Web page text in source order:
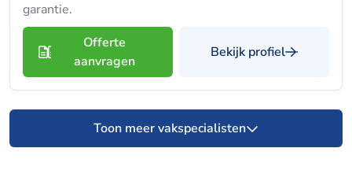
garantie.
Offerte
aanvragen
Bekijk profiel
Toon meer vakspecialisten